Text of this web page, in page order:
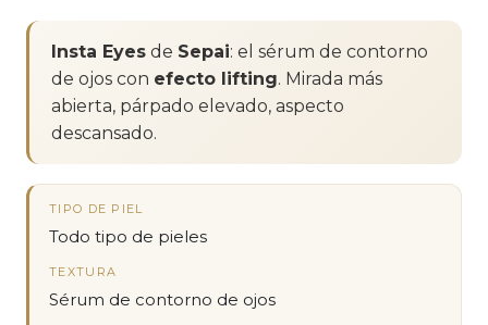
Insta Eyes de Sepai: el sérum de contorno
de ojos con efecto lifting. Mirada más
abierta, párpado elevado, aspecto
descansado.
TIPO DE PIEL
Todo tipo de pieles
TEXTURA
Sérum de contorno de ojos